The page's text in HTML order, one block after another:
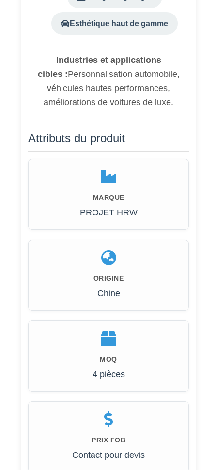
Esthétique haut de gamme
Industries et applications
cibles :Personnalisation automobile,
véhicules hautes performances,
améliorations de voitures de luxe.
Attributs du produit
MARQUE
PROJET HRW
ORIGINE
Chine
MOQ
4 pièces
PRIX ​​FOB
Contact pour devis